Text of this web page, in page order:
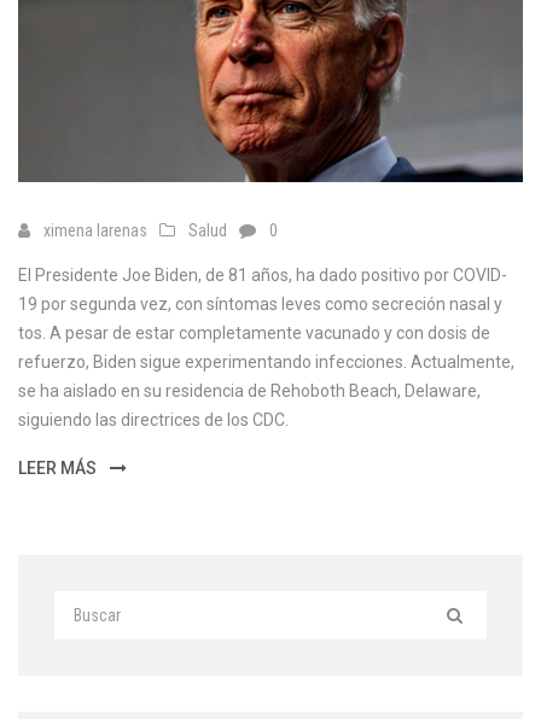
ximena larenas Salud 0
El Presidente Joe Biden, de 81 años, ha dado positivo por COVID-
19 por segunda vez, con síntomas leves como secreción nasal y
tos. A pesar de estar completamente vacunado y con dosis de
refuerzo, Biden sigue experimentando infecciones. Actualmente,
se ha aislado en su residencia de Rehoboth Beach, Delaware,
siguiendo las directrices de los CDC.
LEER MÁS